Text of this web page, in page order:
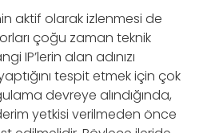
aktif olarak izlenmesi de
çoğu zaman teknik
IP’lerin alan adınızı
tespit etmek için çok
devreye alındığında,
yetkisi verilmeden önce